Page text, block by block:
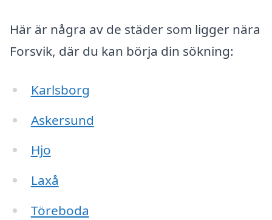
Här är några av de städer som ligger nära
Forsvik, där du kan börja din sökning:
Karlsborg
Askersund
Hjo
Laxå
Töreboda